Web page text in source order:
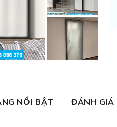
NỔI BẬT ĐÁNH GIÁ